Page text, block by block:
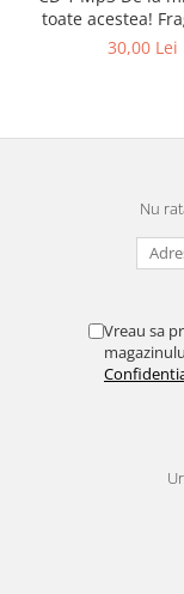
toate acestea!
din cărțile lui30,00 Lei
Nu
Vreau sa